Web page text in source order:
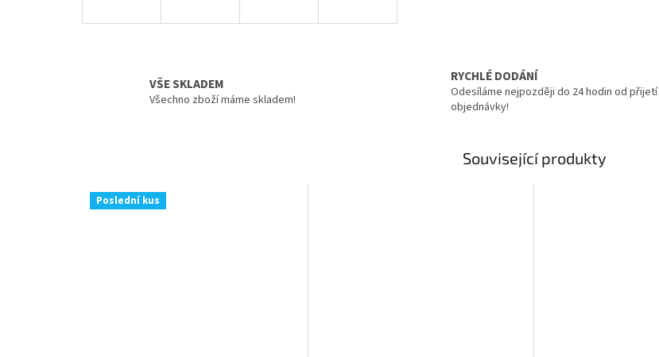
VŠE SKLADEM
Všechno zboží máme skladem!
RYCHLÉ DODÁNÍ
Odesíláme nejpozději do 24 hodin od přijetí
objednávky!
Související produkty
Poslední kus